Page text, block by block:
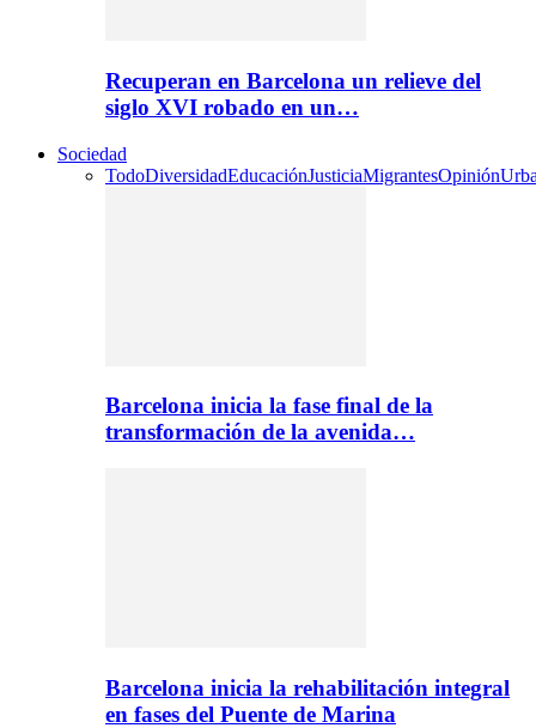
Recuperan en Barcelona un relieve del
siglo XVI robado en un…
Sociedad
TodoDiversidadEducaciónJusticiaMigrantesOpinión
Barcelona inicia la fase final de la
transformación de la avenida…
Barcelona inicia la rehabilitación integral
en fases del Puente de Marina